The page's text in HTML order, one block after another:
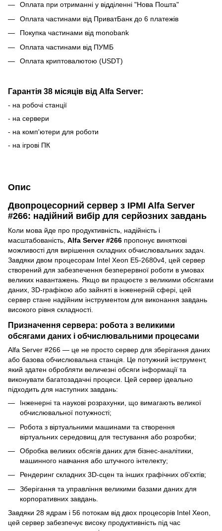
Оплата при отриманні у відділенні "Нова Пошта"
Оплата частинами від ПриватБанк до 6 платежів
Покупка частинами від monobank
Оплата частинами від ПУМБ
Оплата криптовалютою (USDT)
Гарантія 38 місяців від Alfa Server:
- на робочі станції
- на сервери
- на комп'ютери для роботи
- на ігрові ПК
Опис
Двопроцесорний сервер з IPMI Alfa Server
#266: надійний вибір для серйозних завдань
Коли мова йде про продуктивність, надійність і
масштабованість, Alfa Server #266 пропонує виняткові
можливості для вирішення складних обчислювальних задач.
Завдяки двом процесорам Intel Xeon E5-2680v4, цей сервер
створений для забезпечення безперервної роботи в умовах
великих навантажень. Якщо ви працюєте з великими обсягами
даних, 3D-графікою або зайняті в інженерній сфері, цей
сервер стане надійним інструментом для виконання завдань
високого рівня складності.
Призначення сервера: робота з великими
обсягами даних і обчислювальними процесами
Alfa Server #266 — це не просто сервер для зберігання даних
або базова обчислювальна станція. Це потужний інструмент,
який здатен обробляти величезні обсяги інформації та
виконувати багатозадачні процеси. Цей сервер ідеально
підходить для наступних завдань:
Інженерні та наукові розрахунки, що вимагають великої
обчислювальної потужності;
Робота з віртуальними машинами та створення
віртуальних середовищ для тестування або розробки;
Обробка великих обсягів даних для бізнес-аналітики,
машинного навчання або штучного інтелекту;
Рендеринг складних 3D-сцен та інших графічних об'єктів;
Зберігання та управління великими базами даних для
корпоративних завдань.
Завдяки 28 ядрам і 56 потокам від двох процесорів Intel Xeon,
цей сервер забезпечує високу продуктивність під час